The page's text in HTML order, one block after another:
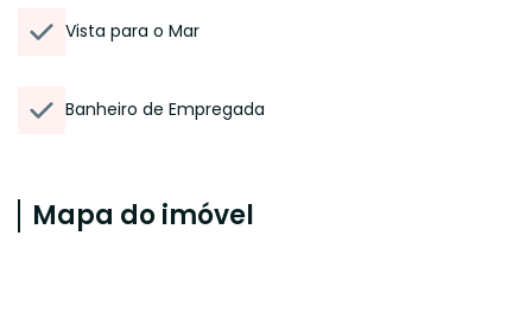
Vista para o Mar
Banheiro de Empregada
Mapa do imóvel